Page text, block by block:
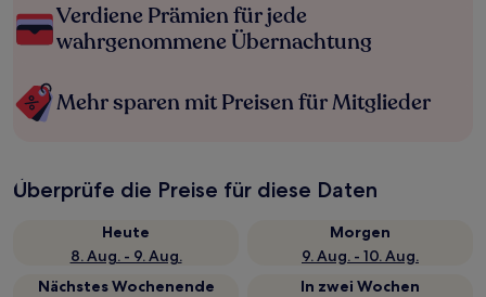
Verdiene Prämien für jede
wahrgenommene Übernachtung
Mehr sparen mit Preisen für Mitglieder
Überprüfe die Preise für diese Daten
Heute
8. Aug. - 9. Aug.
Morgen
9. Aug. - 10. Aug.
Nächstes Wochenende
In zwei Wochen